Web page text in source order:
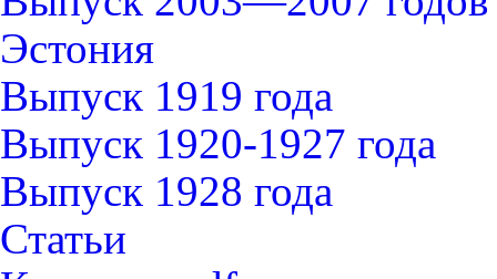
Эстония
Выпуск 1919 года
Выпуск 1920-1927 года
Выпуск 1928 года
Статьи